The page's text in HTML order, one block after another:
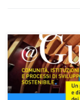
Il progetto mira alla
Comune di